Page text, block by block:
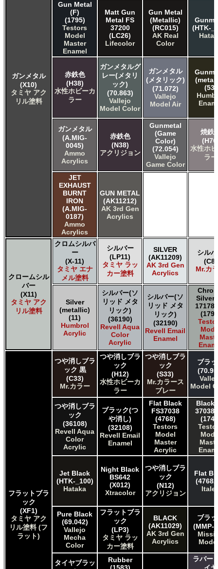
ガンメタル
(X10)
タミヤ アク
リル塗料
Gun Metal
(F)
(1795)
Testors
Model
Master
Enamel
Matt Gun
Metal FS
37200
(LC26)
Lifecolor
Gun Metal
(Metallic)
(RC015)
AK Real
Color
(HTK-
赤鉄色
(H38)
水性ホビーカ
ラー
ガンメタルグ
レー(メタリ
ック)
(70.863)
Vallejo
Model Color
ガンメタル
(メタリック)
(71.072)
Vallejo
Model Air
(53)
ガンメタル
(A.MIG-
0045)
Ammo
Acrylics
赤鉄色
(N38)
アクリジョン
Gunmetal
(Game
Color)
(72.054)
Vallejo
Game Color
焼鉄
水性ホ
ラー
JET
EXHAUST
BURNT
IRON
(A.MIG-
0187)
Ammo
Acrylics
GUN METAL
(AK11212)
AK 3rd Gen
Acrylics
クロームシル
バー
(X11)
タミヤ アク
リル塗料
クロムシルバ
ー
(X-11)
タミヤ エナ
メル塗料
シルバー
(LP11)
タミヤ ラッ
カー塗料
SILVER
(AK11209)
AK 3rd Gen
Acrylics
シル
(C8)
Mr.カ
Silver
(metallic)
(11)
Humbrol
Acrylic
シルバー(ソ
リッド メタ
リック)
(36190)
Revell Aqua
Color
Acrylic
シルバー(ソ
リッド メタ
リック)
(32190)
Revell Email
Enamel
Silver
17178
フラットブラ
ック
(XF1)
タミヤ アク
リル塗料 (フ
ラット)
つや消しブラ
ック 黒
(C33)
Mr.カラー
つや消しブラ
ック
(H12)
水性ホビーカ
ラー
つや消しブラ
ック
(S33)
Mr.カラース
プレー
ブラ
Model
つや消しブラ
ック
(36108)
Revell Aqua
Color
Acrylic
ブラック(つ
や消し)
(32108)
Revell Email
Enamel
Flat Black
FS37038
(4768)
Testors
Model
Master
Acrylic
Black
37038
Jet Black
(HTK-_100)
Hataka
Night Black
BS642
(X012)
Xtracolor
つや消しブラ
ック
(N12)
アクリジョン
Flat
Pure Black
(69.042)
Vallejo
Mecha
Color
フラットブラ
ック
(LP3)
タミヤ ラッ
カー塗料
BLACK
(AK11029)
AK 3rd Gen
Acrylics
ブラ
(MMP-
タイヤブラッ
Rubber
ラバー